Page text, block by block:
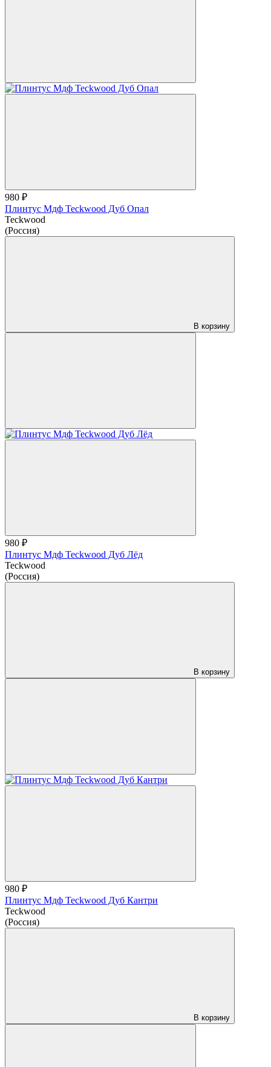
980 ₽
Плинтус Мдф Teckwood Дуб Опал
Teckwood
(Россия)
В корзину
980 ₽
Плинтус Мдф Teckwood Дуб Лёд
Teckwood
(Россия)
В корзину
980 ₽
Плинтус Мдф Teckwood Дуб Кантри
Teckwood
(Россия)
В корзину